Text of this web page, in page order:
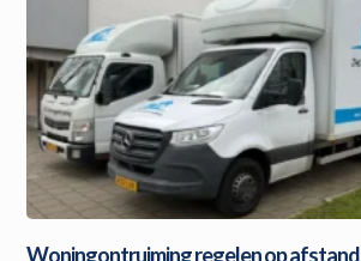
Woningontruiming regelen op afstand